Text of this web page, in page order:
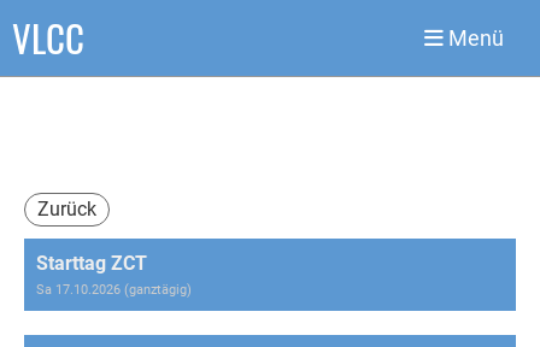
VLCC Menü
Zurück
Starttag ZCT
Sa 17.10.2026 (ganztägig)